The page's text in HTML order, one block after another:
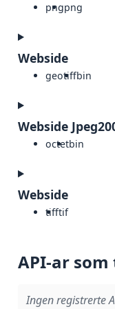
pngpng
Webside
geotiffbin
Webside
octetbin
Webside
tifftif
API-ar
Ingen registrerte